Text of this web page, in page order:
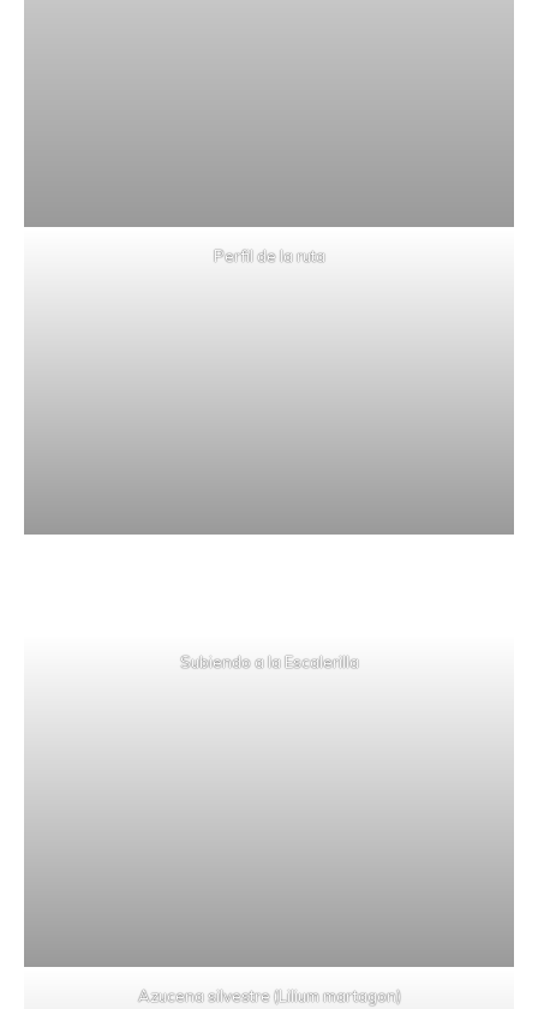
Perfil de la ruta
Subiendo a la Escalerilla
Azucena silvestre (Lilium martagon)